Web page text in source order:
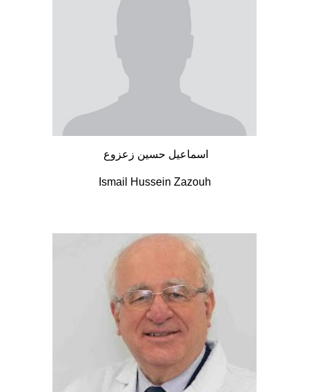
اسماعيل حسين زعزوع
Ismail Hussein Zazouh